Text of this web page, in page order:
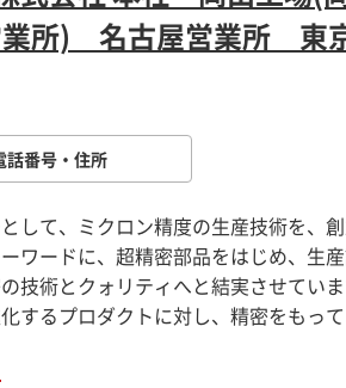
業所) 名古屋営業所 東
話番号・住所
して、ミクロン精度の生産技術を、
ワードに、超精密部品をはじめ、生
技術とクォリティへと結実させていま
するプロダクトに対し、精密をもっ